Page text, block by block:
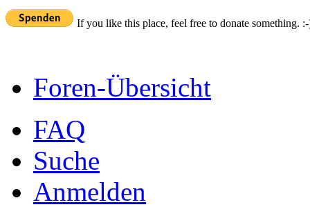
If you like this place, feel free to donate something.
Foren-Übersicht
FAQ
Suche
Anmelden